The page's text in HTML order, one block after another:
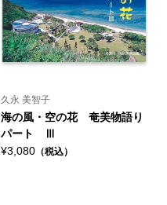
久永 美智子
海の風・空の花 奄美物語り
パート Ⅲ
¥3,080 （税込）